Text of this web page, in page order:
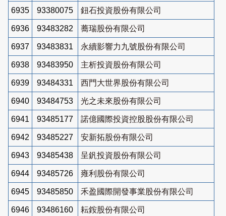
6935 93380075 鈕石投資股份有限公司
6936 93483282 蕎瑞股份有限公司
6937 93483831 永續影響力九號股份有限公司
6938 93483950 主析投資股份有限公司
6939 93484331 西門大世界股份有限公司
6940 93484753 光之未來股份有限公司
6941 93485177 諾億國際投資控股股份有限公司
6942 93485227 安新拓股份有限公司
6943 93485438 呈釩投資股份有限公司
6944 93485726 雍利股份有限公司
6945 93485850 禾盈國際開發事業股份有限公司
6946 93486160 耘銨股份有限公司